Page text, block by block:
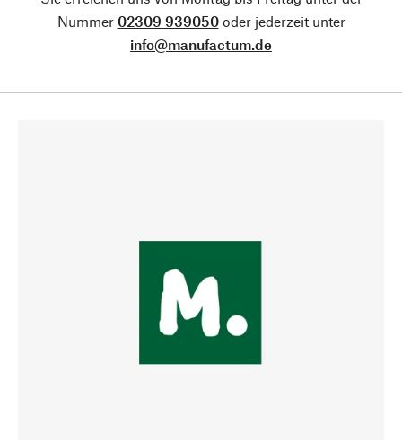
Nummer 02309 939050oder jederzeit unter
info@manufactum.de